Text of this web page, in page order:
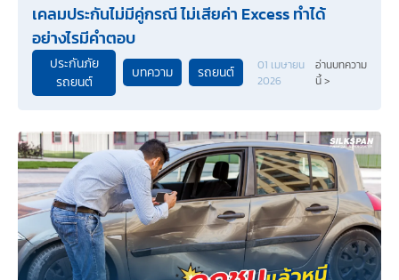
เคลมประกันไม่มีคู่กรณี ไม่เสียค่า Excess ทำได้
อย่างไรมีคำตอบ
ประกันภัย
รถยนต์
บทความ รถยนต์
01 เมษายน
2026
อ่านบทความ
นี้ >